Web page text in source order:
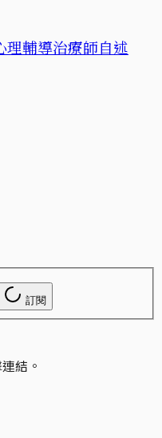
輔導治療師自述
訂閱
結。